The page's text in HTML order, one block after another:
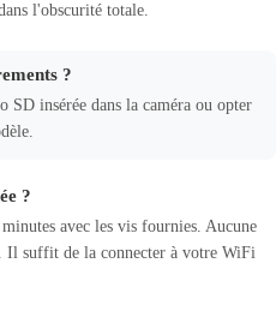
l'obscurité totale.
?
SD insérée dans la caméra ou opter
?
avec les vis fournies. Aucune
Il suffit de la connecter à votre WiFi